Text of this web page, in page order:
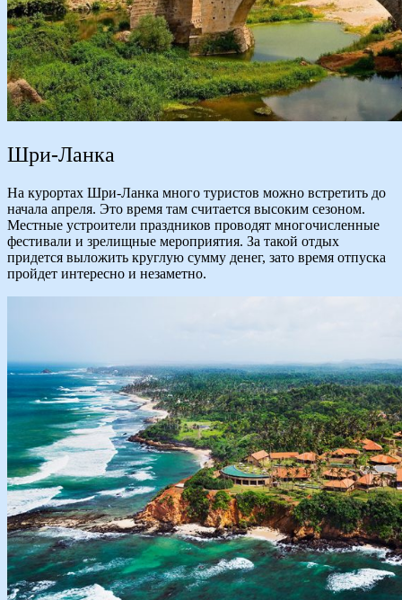
Шри-Ланка
На курортах Шри-Ланка много туристов можно встретить до
начала апреля. Это время там считается высоким сезоном.
Местные устроители праздников проводят многочисленные
фестивали и зрелищные мероприятия. За такой отдых
придется выложить круглую сумму денег, зато время отпуска
пройдет интересно и незаметно.